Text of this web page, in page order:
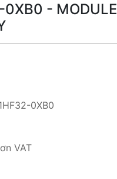
-
0XB0
VAT